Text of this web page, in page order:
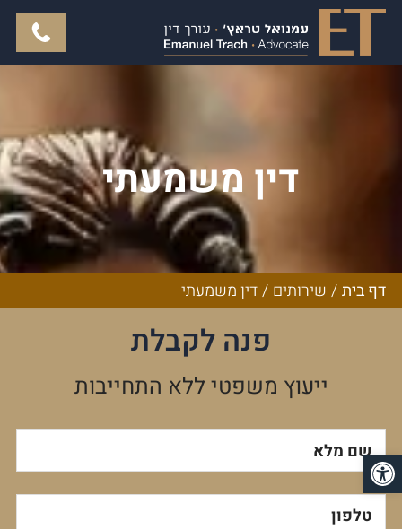
דין משמעתי
דף בית/ שירותים /דין משמעתי
פנה לקבלת
ייעוץ משפטי ללא התחייבות
שם מלא
טלפון
פתח סרגל נגישות